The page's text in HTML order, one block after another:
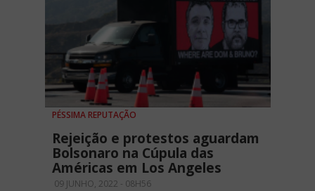
PÉSSIMA REPUTAÇÃO
Rejeição e protestos aguardam
Bolsonaro na Cúpula das
Américas em Los Angeles
09 JUNHO, 2022 - 08H56